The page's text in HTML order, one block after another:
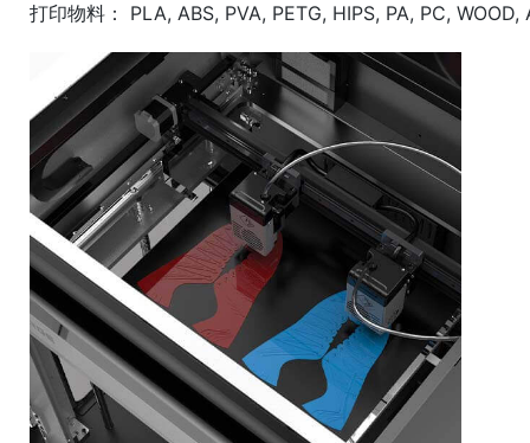
打印物料： PLA, ABS, PVA, PETG, HIPS, PA, PC, WOOD,